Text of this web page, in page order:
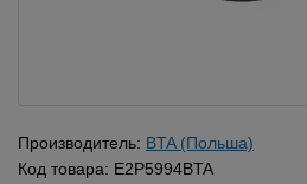
Производитель: BTA (Польша)
Код товара: E2P5994BTA